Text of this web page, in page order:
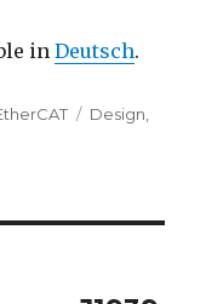
inDeutsch.
Tags
Design